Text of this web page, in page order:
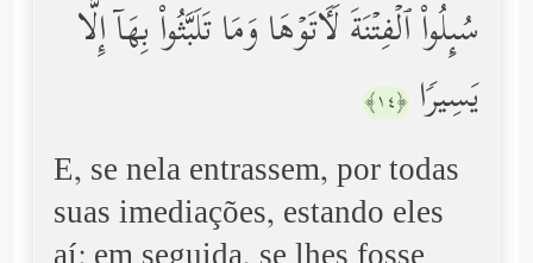
سُىِٕلُواْ ٱلۡفِتۡنَةَ لَـَٔاتَوۡهَا وَمَا تَلَبَّثُواْ بِهَاۤ إِلَّا
یَسِیرࣰا ﴿١٤﴾
E, se nela entrassem, por todas
suas imediações, estando eles